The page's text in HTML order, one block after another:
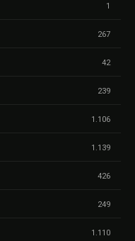
1
267
42
239
1.106
1.139
426
249
1.110